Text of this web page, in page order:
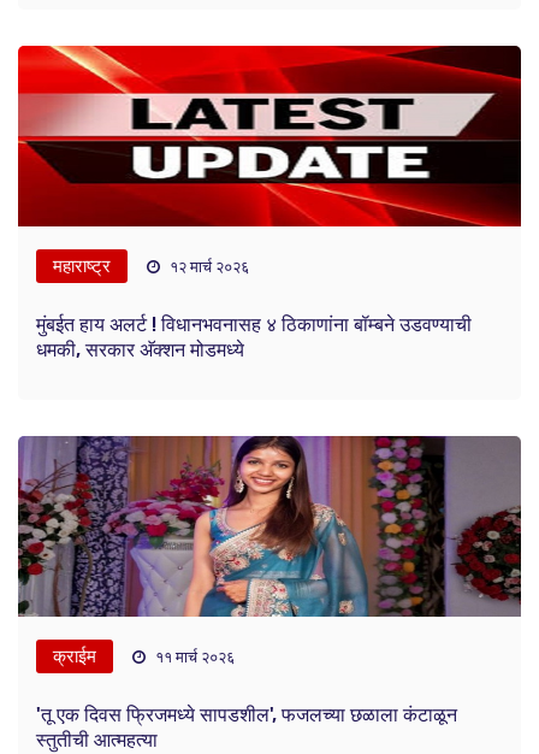
महाराष्ट्र १२ मार्च २०२६
मुंबईत हाय अलर्ट ! विधानभवनासह ४ ठिकाणांना बॉम्बने उडवण्याची
धमकी, सरकार अ‍ॅक्शन मोडमध्ये
क्राईम ११ मार्च २०२६
'तू एक दिवस फ्रिजमध्ये सापडशील', फजलच्या छळाला कंटाळून
स्तुतीची आत्महत्या